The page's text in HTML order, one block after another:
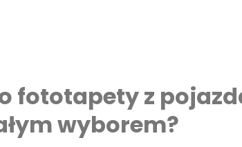
fototapety z
wyborem?